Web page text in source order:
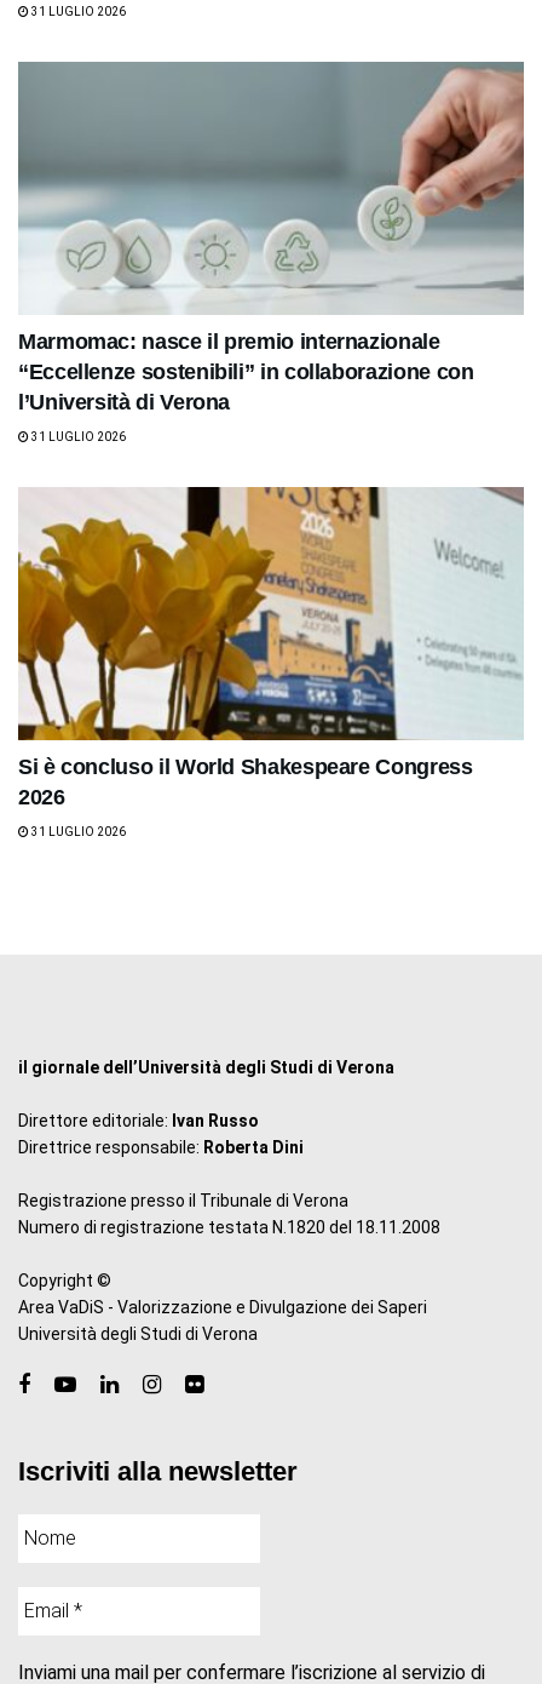
31 LUGLIO 2026
Marmomac: nasce il premio internazionale
“Eccellenze sostenibili” in collaborazione con
l’Università di Verona
31 LUGLIO 2026
Si è concluso il World Shakespeare Congress
2026
31 LUGLIO 2026
il giornale dell’Università degli Studi di Verona
Direttore editoriale: Ivan Russo
Direttrice responsabile: Roberta Dini
Registrazione presso il Tribunale di Verona
Numero di registrazione testata N.1820 del 18.11.2008
Copyright ©
Area VaDiS - Valorizzazione e Divulgazione dei Saperi
Università degli Studi di Verona
Iscriviti alla newsletter
Inviami una mail per confermare l’iscrizione al servizio di